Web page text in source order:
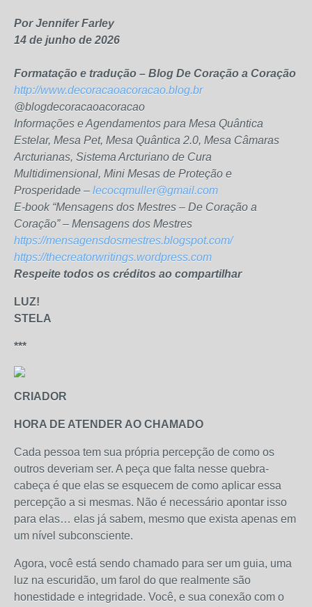
Por Jennifer Farley
14 de junho de 2026
Formatação e tradução – Blog De Coração a Coração
http://www.decoracaoacoracao.blog.br
@blogdecoracaoacoracao
Informações e Agendamentos para Mesa Quântica
Estelar, Mesa Pet, Mesa Quântica 2.0, Mesa Câmaras
Arcturianas, Sistema Arcturiano de Cura
Multidimensional, Mini Mesas de Proteção e
Prosperidade – lecocqmuller@gmail.com
E-book “Mensagens dos Mestres – De Coração a
Coração” – Mensagens dos Mestres
https://mensagensdosmestres.blogspot.com/
https://thecreatorwritings.wordpress.com
Respeite todos os créditos ao compartilhar
LUZ!
STELA
***
CRIADOR
HORA DE ATENDER AO CHAMADO
Cada pessoa tem sua própria percepção de como os
outros deveriam ser. A peça que falta nesse quebra-
cabeça é que elas se esquecem de como aplicar essa
percepção a si mesmas. Não é necessário apontar isso
para elas… elas já sabem, mesmo que exista apenas em
um nível subconsciente.
Agora, você está sendo chamado para ser um guia, uma
luz na escuridão, um farol do que realmente são
honestidade e integridade. Você, e sua conexão com o